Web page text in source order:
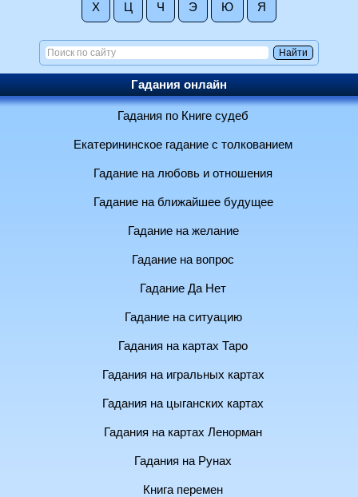
Х Ц Ч Э Ю Я
Гадания онлайн
Гадания по Книге судеб
Екатерининское гадание с толкованием
Гадание на любовь и отношения
Гадание на ближайшее будущее
Гадание на желание
Гадание на вопрос
Гадание Да Нет
Гадание на ситуацию
Гадания на картах Таро
Гадания на игральных картах
Гадания на цыганских картах
Гадания на картах Ленорман
Гадания на Рунах
Книга перемен